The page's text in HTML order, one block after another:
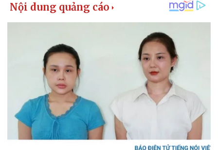
Dinh dưỡng - món ngon
Sản phụ khoa
Nhi khoa
Nam khoa
Làm đẹp - giảm cân
Phòng mạch online
Đời sống
Tình yêu - Gia đình